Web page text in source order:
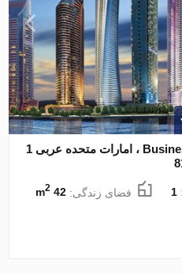
هتل آپارتمان در Business Bay، Dubai ، امارات متحده عربی 1
1 فضای زندگی:42 m
2